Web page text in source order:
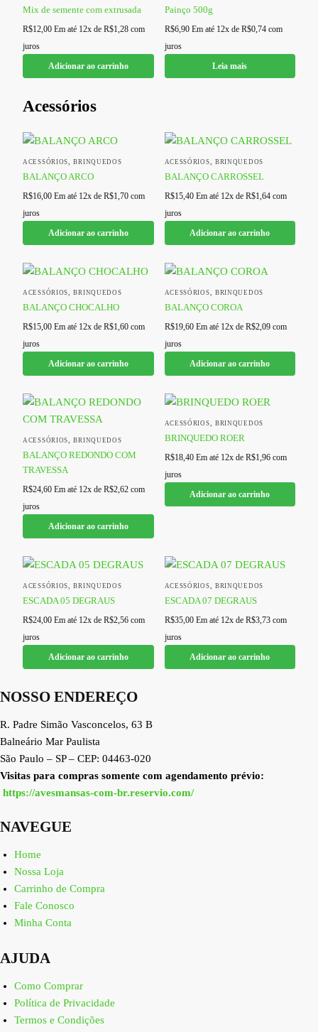
Mix de semente com extrusada
R$12,00 Em até 12x de R$1,28 com
juros
Adicionar ao carrinho
Painço 500g
R$6,90 Em até 12x de R$0,74com
juros
Leia mais
Acessórios
ACESSÓRIOS ,BRINQUEDOS
BALANÇO ARCO
R$16,00 Em até 12x de R$1,70 com
juros
Adicionar ao carrinho
ACESSÓRIOS BRINQUEDOS
BALANÇO CARROSSEL
R$15,40 Em até 12x de R$1,64com
juros
Adicionar ao carrinho
ACESSÓRIOS ,BRINQUEDOS
BALANÇO CHOCALHO
R$15,00 Em até 12x de R$1,60 com
juros
Adicionar ao carrinho
ACESSÓRIOS BRINQUEDOS
BALANÇO COROA
R$19,60 Em até 12x de R$2,09com
juros
Adicionar ao carrinho
ACESSÓRIOS ,BRINQUEDOS
BALANÇO REDONDO COM
TRAVESSA
R$24,60 Em até 12x de R$2,62 com
juros
Adicionar ao carrinho
ACESSÓRIOS BRINQUEDOS
BRINQUEDO ROER
R$18,40 Em até 12x de R$1,96com
juros
Adicionar ao carrinho
ACESSÓRIOS ,BRINQUEDOS
ESCADA 05 DEGRAUS
R$24,00 Em até 12x de R$2,56 com
juros
Adicionar ao carrinho
ACESSÓRIOS BRINQUEDOS
ESCADA 07 DEGRAUS
R$35,00 Em até 12x de R$3,73com
juros
Adicionar ao carrinho
NOSSO ENDEREÇO
R. Padre Simão Vasconcelos, 63 B
Balneário Mar Paulista
São Paulo – SP – CEP: 04463-020
Visitas para compras somente com agendamento prévio:
https://avesmansas-com-br.reservio.com/
NAVEGUE
Home
Nossa Loja
Carrinho de Compra
Fale Conosco
Minha Conta
AJUDA
Como Comprar
Política de Privacidade
Termos e Condições